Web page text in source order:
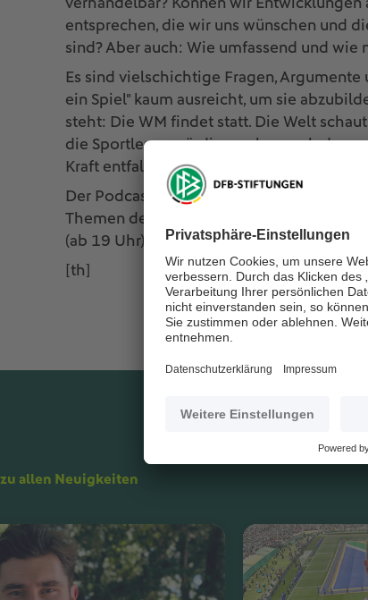
verhandelbar? Können wir Entwicklungen
entsprechen, die wir uns wünschen und
sind? Aber auch: Wie umfassend und
Es sind vielschichtige Fragen,
ein Spiel" kaum ausreicht, um sie
steht: Die WM findet statt. Die Welt
die Sportler zu würdigen, aber auch
Kraft entfalten kann. Durch Kritik,
Der Podcast "Mehr als ein Spiel" widmet
Themen des Fußballs. Die
(ab 19 Uhr) in München statt.
[th]
zu allen Neuigkeiten